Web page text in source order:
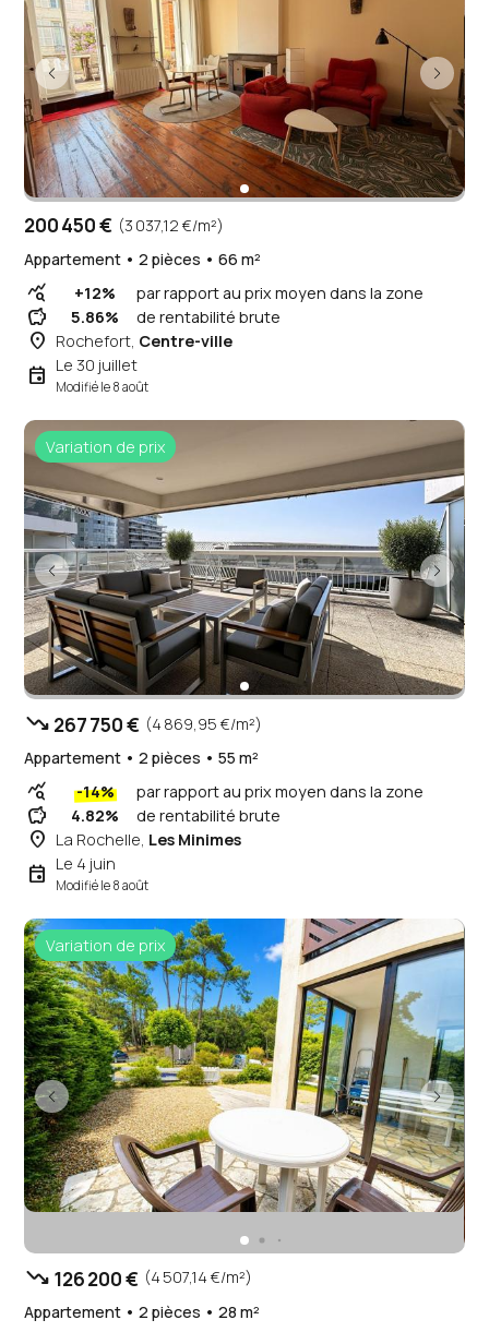
200 450 € (3 037,12 €/m²)
Appartement • 2 pièces • 66 m²
query_stats +12% par rapport au prix moyen dans la zone
savings 5.86% de rentabilité brute
place Rochefort, Centre-ville
event Le 30 juillet
Modifié le 8 août
Variation de prix
trending_down 267 750 € (4 869,95 €/m²)
Appartement • 2 pièces • 55 m²
query_stats -14% par rapport au prix moyen dans la zone
savings 4.82% de rentabilité brute
place La Rochelle, Les Minimes
event Le 4 juin
Modifié le 8 août
Variation de prix
trending_down 126 200 € (4 507,14 €/m²)
Appartement • 2 pièces • 28 m²